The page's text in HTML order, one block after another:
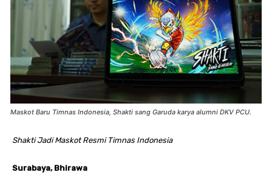
Maskot Baru Timnas Indonesia, Shakti sang Garuda karya alumni DKV PCU.
Shakti Jadi Maskot Resmi Timnas Indonesia
Surabaya, Bhirawa